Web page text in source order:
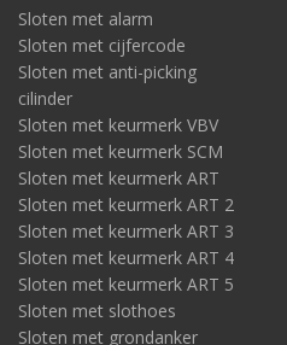
Sloten met alarm
Sloten met cijfercode
Sloten met anti-picking
cilinder
Sloten met keurmerk VBV
Sloten met keurmerk SCM
Sloten met keurmerk ART
Sloten met keurmerk ART 2
Sloten met keurmerk ART 3
Sloten met keurmerk ART 4
Sloten met keurmerk ART 5
Sloten met slothoes
Sloten met grondanker